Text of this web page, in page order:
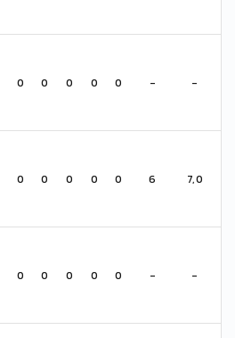
0 0 0 0 0 - -
0 0 0 0 0 6 7,0
0 0 0 0 0 - -